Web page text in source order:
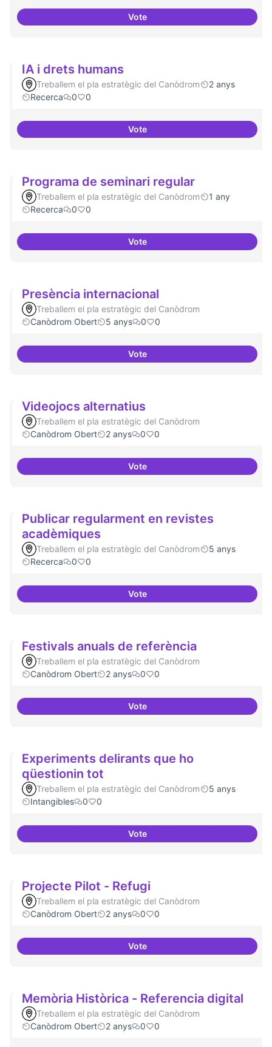
VoteInvestigacions amb component
IA i drets humans
Treballem el pla estratègic del Canòdrom
2 anys
Recerca
0 0
VoteIA i drets humans
Programa de seminari regular
Treballem el pla estratègic del Canòdrom
1 any
Recerca
0 0
VotePrograma de seminari regular
Presència internacional
Treballem el pla estratègic del Canòdrom
Canòdrom Obert
5 anys 0 0
VotePresència internacional
Videojocs alternatius
Treballem el pla estratègic del Canòdrom
Canòdrom Obert
2 anys 0 0
VoteVideojocs alternatius
Publicar regularment en revistes
acadèmiques
Treballem el pla estratègic del Canòdrom
5 anys
Recerca
0 0
VotePublicar regularment en
Festivals anuals de referència
Treballem el pla estratègic del Canòdrom
Canòdrom Obert
2 anys 0 0
VoteFestivals anuals de referència
Experiments delirants que ho
qüestionin tot
Treballem el pla estratègic del Canòdrom
5 anys
Intangibles
0 0
VoteExperiments delirants que ho
Projecte Pilot - Refugi
Treballem el pla estratègic del Canòdrom
Canòdrom Obert
2 anys 0 0
VoteProjecte Pilot - Refugi
Memòria Històrica - Referencia digital
Treballem el pla estratègic del Canòdrom
Canòdrom Obert
2 anys 0 0